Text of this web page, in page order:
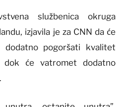
službenica okruga
izjavila je za CNN da će
dodatno pogoršati kvalitet
dok će vatromet dodatno